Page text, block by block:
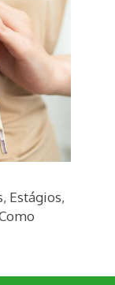
Estágios,